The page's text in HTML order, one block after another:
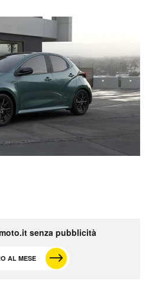
senza pubblicità
AL MESE